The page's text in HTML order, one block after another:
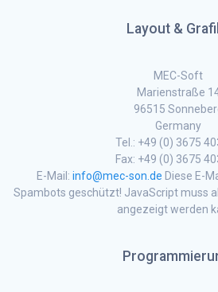
Layout &
MEC-Soft
Marienstraße
96515
Germany
Tel.: +49 (0) 3675
Fax: +49 (0) 3675
E-Mail: info@mec-son.de Diese E-
Spambots geschützt! JavaScript muss
angezeigt werden